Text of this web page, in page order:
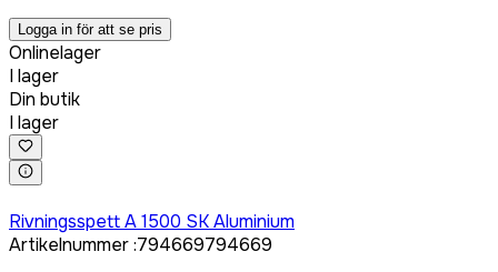
Logga in för att se pris
Onlinelager
I lager
Din butik
I lager
Rivningsspett A 1500 SK Aluminium
Artikelnummer:794669794669